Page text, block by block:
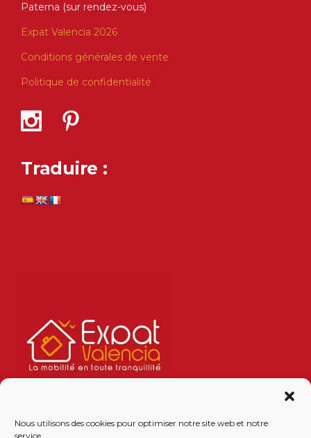
Nous utilisons des cookies pour optimiser notre site web et notre
service.
Paterna (sur rendez-vous)
Expat Valencia 2026
Conditions générales de vente
Politique de confidentialité
Traduire :